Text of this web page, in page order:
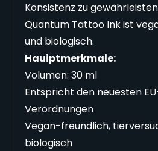
Konsistenz zu
Quantum Tattoo Ink ist
und biologisch.
Hauiptmerkmale:
Volumen: 30 ml
Entspricht den neuesten
Verordnungen
Vegan-freundlich,
biologisch